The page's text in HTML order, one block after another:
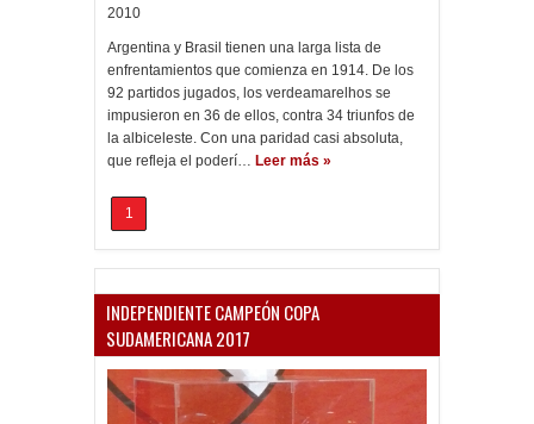
2010
Argentina y Brasil tienen una larga lista de
enfrentamientos que comienza en 1914. De los
92 partidos jugados, los verdeamarelhos se
impusieron en 36 de ellos, contra 34 triunfos de
la albiceleste. Con una paridad casi absoluta,
que refleja el poderí… Leer más »
1
INDEPENDIENTE CAMPEÓN COPA
SUDAMERICANA 2017